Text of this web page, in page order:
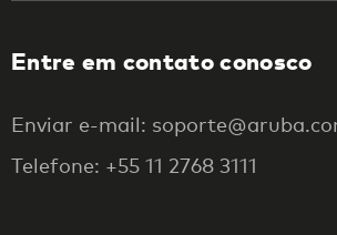
Entre em contato conosco
Enviar e-mail:
Telefone: +55 11 2768 3111